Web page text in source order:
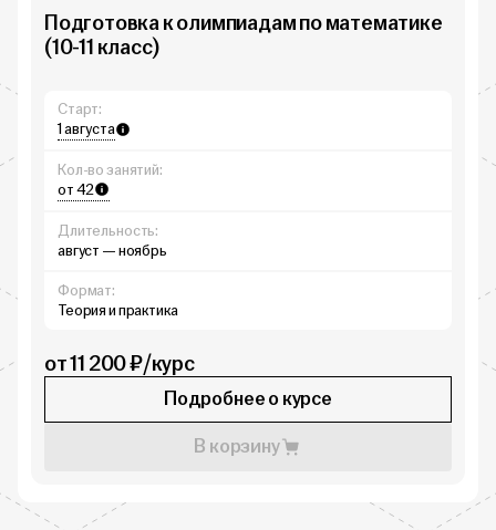
Подготовка к олимпиадам по математике
(10-11 класс)
Старт:
1 августа
Кол-во занятий:
от 42
Длительность:
август — ноябрь
Формат:
Теория и практика
от 11 200 ₽/курс
Подробнее о курсе
В корзину